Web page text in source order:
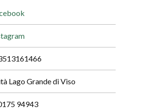
Lago Grande di Viso
94943